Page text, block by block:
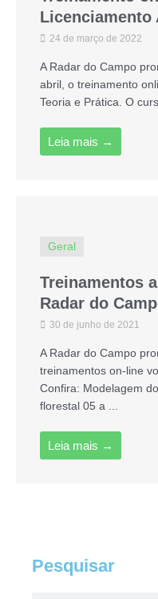
Licenciamento
24 de março de 2022
A Radar do Campo
abril, o treinamento
Teoria e Prática. O
Leia mais →
Geral
Treinamentos
Radar do
30 de junho de 2021
A Radar do Campo
treinamentos on-line
Confira: Modelagem
florestal 05 a ...
Leia mais →
Pesquisar